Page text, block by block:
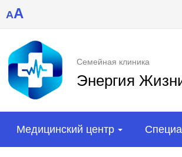
AA
Семейная клиника
Энергия
Медицинский центр